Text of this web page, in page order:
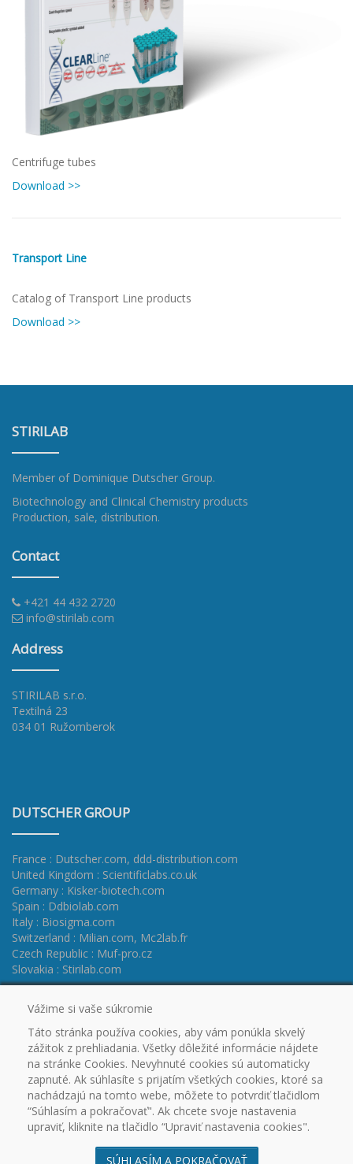
Centrifuge tubes
Download >>
Transport Line
Catalog of Transport Line products
Download >>
STIRILAB
Member of Dominique Dutscher Group.
Biotechnology and Clinical Chemistry products
Production, sale, distribution.
Contact
+421 44 432 2720
info@stirilab.com
Address
STIRILAB s.r.o.
Textilná 23
034 01 Ružomberok
DUTSCHER GROUP
France : Dutscher.com, ddd-distribution.com
United Kingdom : Scientificlabs.co.uk
Germany : Kisker-biotech.com
Spain : Ddbiolab.com
Italy : Biosigma.com
Switzerland : Milian.com, Mc2lab.fr
Czech Republic : Muf-pro.cz
Slovakia : Stirilab.com
HOME CERTIFICATES PROMO
OUTLET
DOWNLOAD
PARTNERS CONTACT COOKIES
Vážime si vaše súkromie
Táto stránka používa cookies, aby vám ponúkla skvelý
zážitok z prehliadania. Všetky dôležité informácie nájdete
na stránke Cookies. Nevyhnuté cookies sú automaticky
zapnuté. Ak súhlasíte s prijatím všetkých cookies, ktoré sa
nachádzajú na tomto webe, môžete to potvrdiť tlačidlom
“Súhlasím a pokračovať". Ak chcete svoje nastavenia
upraviť, kliknite na tlačidlo “Upraviť nastavenia cookies".
SÚHLASÍM A POKRAČOVAŤ